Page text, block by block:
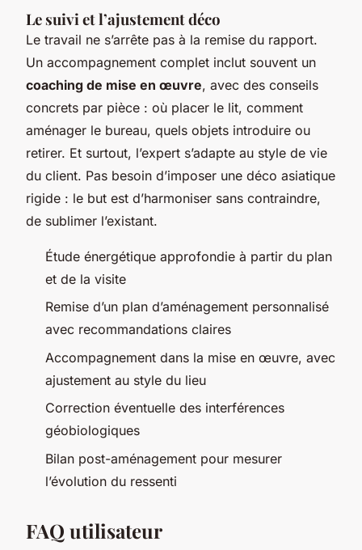
Le suivi et l’ajustement déco
Le travail ne s’arrête pas à la remise du rapport.
Un accompagnement complet inclut souvent un
coaching de mise en œuvre, avec des conseils
concrets par pièce : où placer le lit, comment
aménager le bureau, quels objets introduire ou
retirer. Et surtout, l’expert s’adapte au style de vie
du client. Pas besoin d’imposer une déco asiatique
rigide : le but est d’harmoniser sans contraindre,
de sublimer l’existant.
Étude énergétique approfondie à partir du plan
et de la visite
Remise d’un plan d’aménagement personnalisé
avec recommandations claires
Accompagnement dans la mise en œuvre, avec
ajustement au style du lieu
Correction éventuelle des interférences
géobiologiques
Bilan post-aménagement pour mesurer
l’évolution du ressenti
FAQ utilisateur